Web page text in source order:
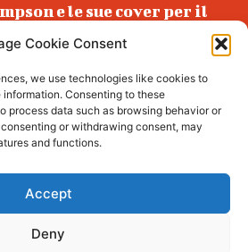
Cookie Consent
we use technologies like cookies to
Consenting to these
process data such as browsing behavior or
or withdrawing consent, may
and functions.
Accept
Deny
e le sue cover per il
ha condannato
rights reserved. Made with